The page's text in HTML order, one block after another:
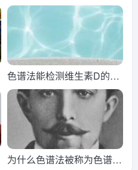
物
色谱法能检测维生素D的水
平吗？
为什么色谱法被称为色谱